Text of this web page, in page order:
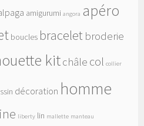
amigurumi angora apéro
boucles bracelet broderie
kitchâle col collier
décoration homme
liberty lin mallette manteau